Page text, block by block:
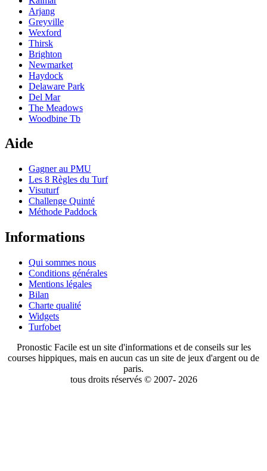
Arjang
Greyville
Wexford
Thirsk
Brighton
Newmarket
Haydock
Delaware Park
Del Mar
The Meadows
Woodbine Tb
Aide
Gagner au PMU
Les 8 Règles du Turf
Visuturf
Challenge Quinté
Méthode Paddock
Informations
Qui sommes nous
Conditions générales
Mentions légales
Bilan
Charte qualité
Widgets
Turfobet
Pronostic Facile est un site d'informations et de conseils sur les
courses hippiques, mais en aucun cas un site de jeux d'argent ou de
paris.
tous droits réservés © 2007- 2026